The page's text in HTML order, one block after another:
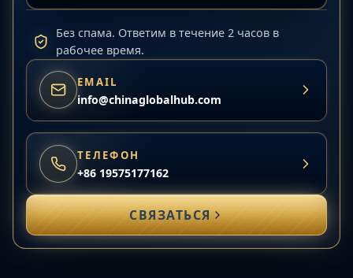
Без спама. Ответим в течение 2 часов в
рабочее время.
EMAIL
info@chinaglobalhub.com
ТЕЛЕФОН
+86 19575177162
СВЯЗАТЬСЯ